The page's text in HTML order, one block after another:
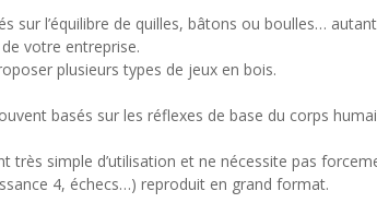
sur l’équilibre de quilles, bâtons ou boulles…
votre entreprise.
plusieurs types de jeux en bois.
basés sur les réflexes de base du corps
simple d’utilisation et ne nécessite pas
4, échecs…) reproduit en grand format.